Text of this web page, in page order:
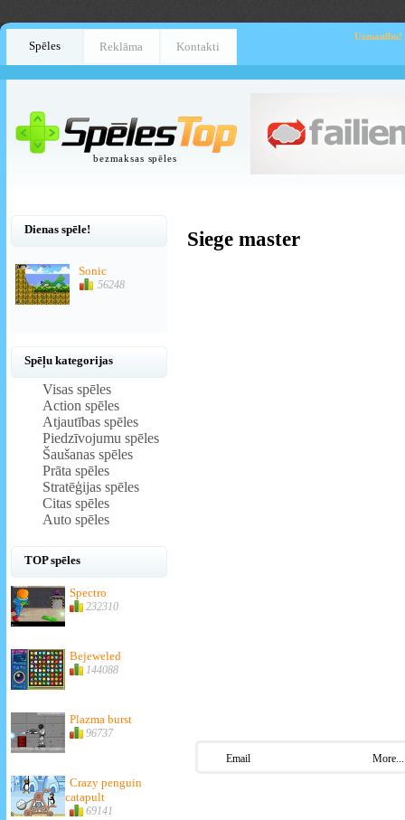
Spēles Reklāma Kontakti
Uzmanību!
bezmaksas spēles
Dienas spēle!
Sonic
56248
Spēļu kategorijas
Visas spēles
Action spēles
Atjautības spēles
Piedzīvojumu spēles
Šaušanas spēles
Prāta spēles
Stratēģijas spēles
Citas spēles
Auto spēles
TOP spēles
Spectro
232310
Bejeweled
144088
Plazma burst
96737
Crazy penguin
catapult
69141
Siege master
Email More...